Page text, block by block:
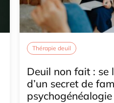
Thérapie deuil
Deuil non fait : se
d’un secret de
psychogénéalogie